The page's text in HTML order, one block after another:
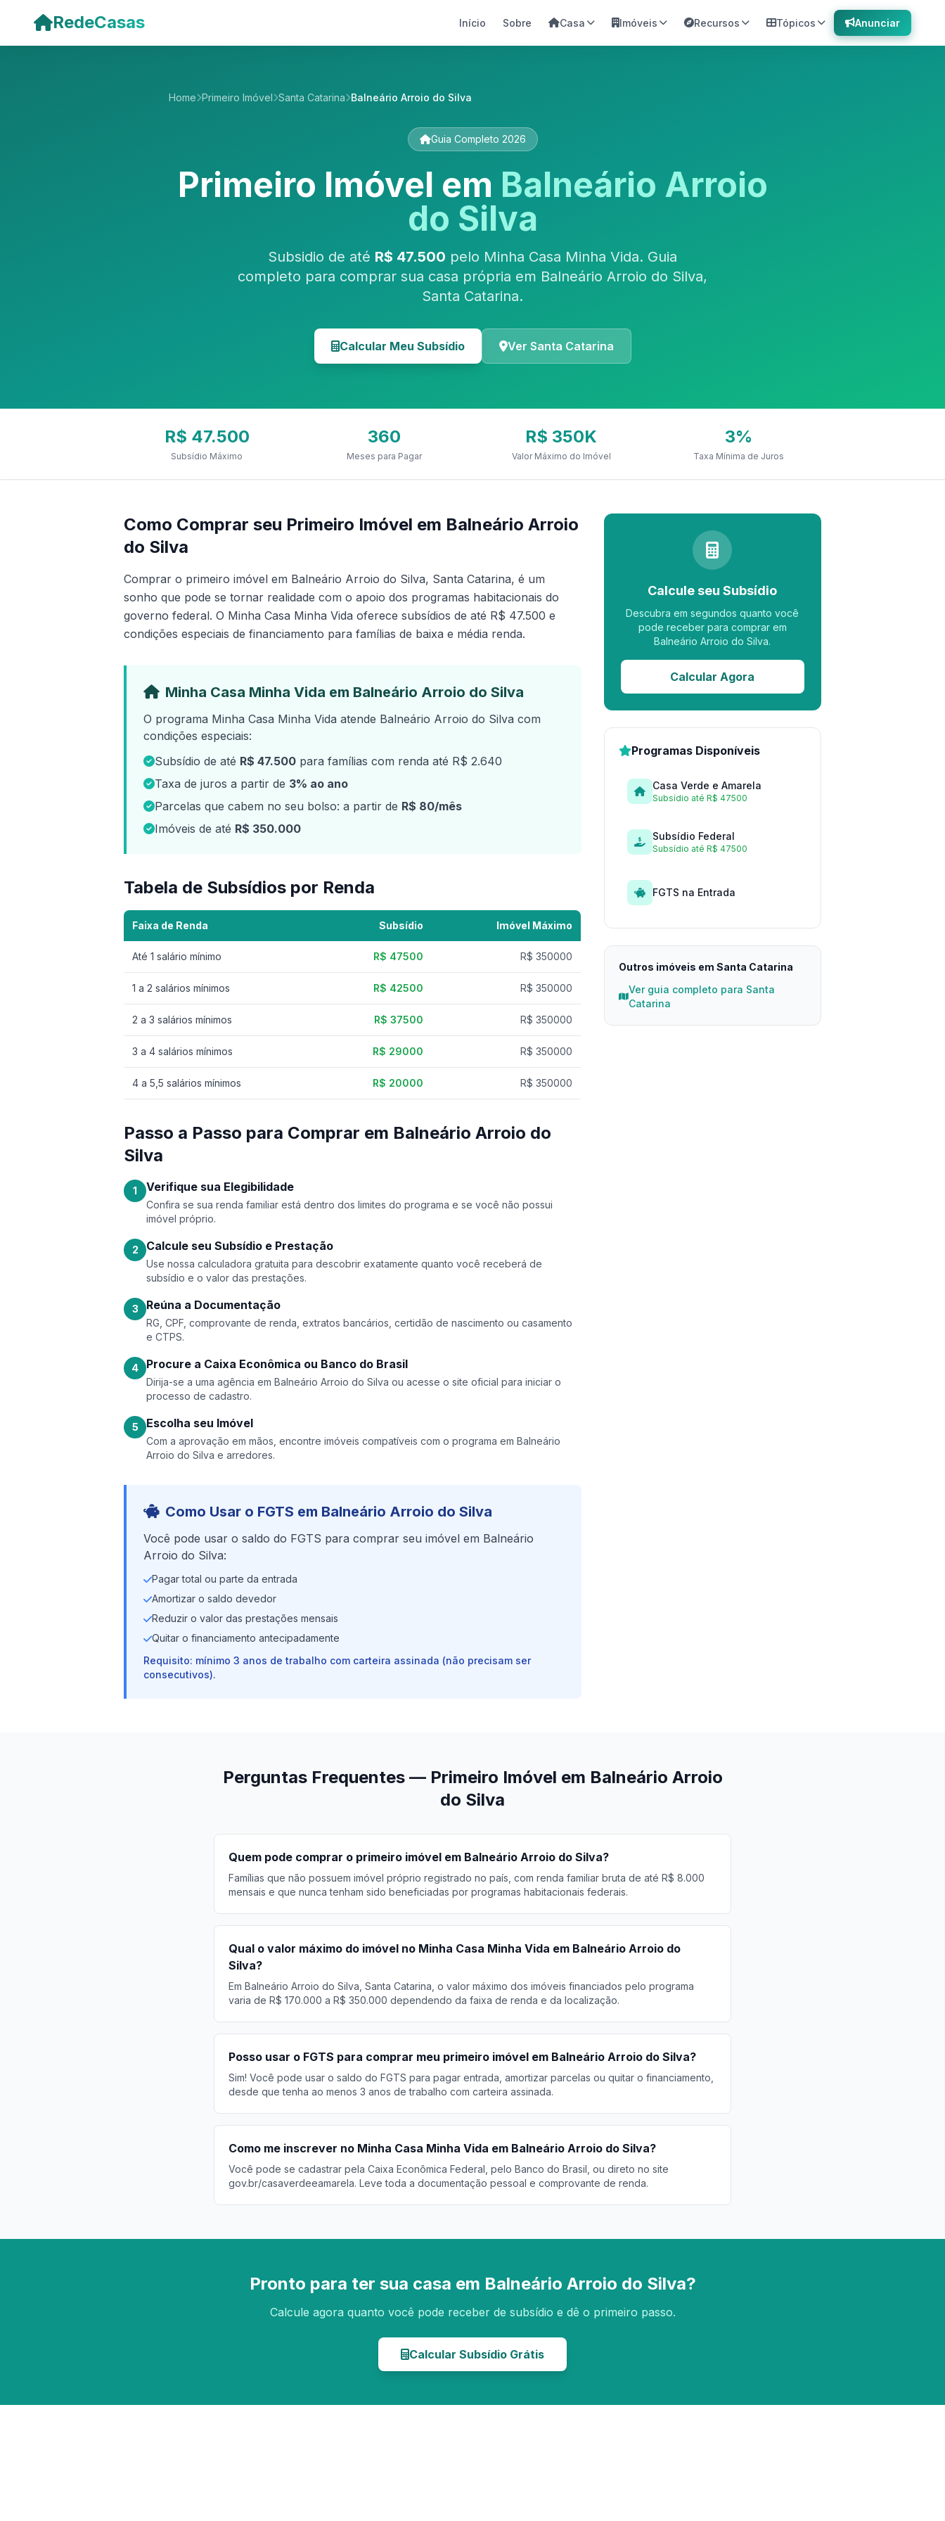
RedeCasas Início Sobre Casa Imóveis Recursos Tópicos Anunciar
Home Primeiro Imóvel Santa Catarina Balneário Arroio do Silva
Guia Completo 2026
Primeiro Imóvel em Balneário Arroio
do Silva
Subsidio de até R$ 47.500 pelo Minha Casa Minha Vida. Guia
completo para comprar sua casa própria em Balneário Arroio do Silva,
Santa Catarina.
Calcular Meu Subsídio Ver Santa Catarina
R$ 47.500
Subsídio Máximo
360
Meses para Pagar
R$ 350K
Valor Máximo do Imóvel
3%
Taxa Mínima de Juros
Como Comprar seu Primeiro Imóvel em Balneário Arroio
do Silva
Comprar o primeiro imóvel em Balneário Arroio do Silva, Santa Catarina, é um
sonho que pode se tornar realidade com o apoio dos programas habitacionais do
governo federal. O Minha Casa Minha Vida oferece subsídios de até R$ 47.500 e
condições especiais de financiamento para famílias de baixa e média renda.
Minha Casa Minha Vida em Balneário Arroio do Silva
O programa Minha Casa Minha Vida atende Balneário Arroio do Silva com
condições especiais:
Subsídio de até R$ 47.500 para famílias com renda até R$ 2.640
Taxa de juros a partir de 3% ao ano
Parcelas que cabem no seu bolso: a partir de R$ 80/mês
Imóveis de até R$ 350.000
Tabela de Subsídios por Renda
Faixa de Renda Subsídio Imóvel Máximo
Até 1 salário mínimo R$ 47500 R$ 350000
1 a 2 salários mínimos R$ 42500 R$ 350000
2 a 3 salários mínimos R$ 37500 R$ 350000
3 a 4 salários mínimos R$ 29000 R$ 350000
4 a 5,5 salários mínimos R$ 20000 R$ 350000
Passo a Passo para Comprar em Balneário Arroio do
Silva
1 Verifique sua Elegibilidade
Confira se sua renda familiar está dentro dos limites do programa e se você não possui
imóvel próprio.
2 Calcule seu Subsídio e Prestação
Use nossa calculadora gratuita para descobrir exatamente quanto você receberá de
subsídio e o valor das prestações.
3 Reúna a Documentação
RG, CPF, comprovante de renda, extratos bancários, certidão de nascimento ou casamento
e CTPS.
4 Procure a Caixa Econômica ou Banco do Brasil
Dirija-se a uma agência em Balneário Arroio do Silva ou acesse o site oficial para iniciar o
processo de cadastro.
5 Escolha seu Imóvel
Com a aprovação em mãos, encontre imóveis compatíveis com o programa em Balneário
Arroio do Silva e arredores.
Como Usar o FGTS em Balneário Arroio do Silva
Você pode usar o saldo do FGTS para comprar seu imóvel em Balneário
Arroio do Silva:
Pagar total ou parte da entrada
Amortizar o saldo devedor
Reduzir o valor das prestações mensais
Quitar o financiamento antecipadamente
Requisito: mínimo 3 anos de trabalho com carteira assinada (não precisam ser
consecutivos).
Calcule seu Subsídio
Descubra em segundos quanto você
pode receber para comprar em
Balneário Arroio do Silva.
Calcular Agora
Programas Disponíveis
Casa Verde e Amarela
Subsídio até R$ 47500
Subsídio Federal
Subsídio até R$ 47500
FGTS na Entrada
Outros imóveis em Santa Catarina
Ver guia completo para Santa
Catarina
Perguntas Frequentes — Primeiro Imóvel em Balneário Arroio
do Silva
Quem pode comprar o primeiro imóvel em Balneário Arroio do Silva?
Famílias que não possuem imóvel próprio registrado no país, com renda familiar bruta de até R$ 8.000
mensais e que nunca tenham sido beneficiadas por programas habitacionais federais.
Qual o valor máximo do imóvel no Minha Casa Minha Vida em Balneário Arroio do
Silva?
Em Balneário Arroio do Silva, Santa Catarina, o valor máximo dos imóveis financiados pelo programa
varia de R$ 170.000 a R$ 350.000 dependendo da faixa de renda e da localização.
Posso usar o FGTS para comprar meu primeiro imóvel em Balneário Arroio do Silva?
Sim! Você pode usar o saldo do FGTS para pagar entrada, amortizar parcelas ou quitar o financiamento,
desde que tenha ao menos 3 anos de trabalho com carteira assinada.
Como me inscrever no Minha Casa Minha Vida em Balneário Arroio do Silva?
Você pode se cadastrar pela Caixa Econômica Federal, pelo Banco do Brasil, ou direto no site
gov.br/casaverdeeamarela. Leve toda a documentação pessoal e comprovante de renda.
Pronto para ter sua casa em Balneário Arroio do Silva?
Calcule agora quanto você pode receber de subsídio e dê o primeiro passo.
Calcular Subsídio Grátis